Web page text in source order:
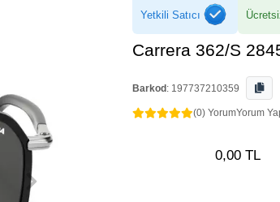
Yetkili Satıcı
Carrera 362/S
Barkod : 197737210359
(0) YorumYorum
0,00 TL